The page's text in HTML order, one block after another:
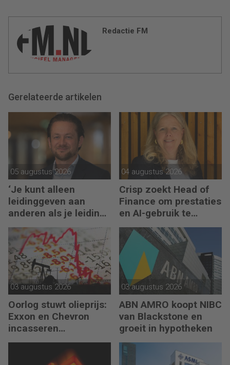
Redactie FM
Gerelateerde artikelen
05 augustus 2026
‘Je kunt alleen
leidinggeven aan
anderen als je leiding
kunt geven aan jezelf’
04 augustus 2026
Crisp zoekt Head of
Finance om prestaties
en AI-gebruik te
versnellen
03 augustus 2026
Oorlog stuwt olieprijs:
Exxon en Chevron
incasseren
miljardenwinsten
03 augustus 2026
ABN AMRO koopt NIBC
van Blackstone en
groeit in hypotheken